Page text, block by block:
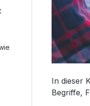
In dieser
Begriffe,